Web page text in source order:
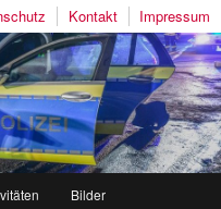
Impressum
Kontakt
Mutlangen
Bilder